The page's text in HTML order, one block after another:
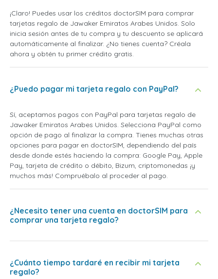
¡Claro! Puedes usar los créditos doctorSIM para comprar
tarjetas regalo de Jawaker Emiratos Arabes Unidos. Solo
inicia sesión antes de tu compra y tu descuento se aplicará
automáticamente al finalizar. ¿No tienes cuenta? Créala
ahora y obtén tu primer crédito gratis.
¿Puedo pagar mi tarjeta regalo con PayPal?
Sí, aceptamos pagos con PayPal para tarjetas regalo de
Jawaker Emiratos Arabes Unidos. Selecciona PayPal como
opción de pago al finalizar la compra. Tienes muchas otras
opciones para pagar en doctorSIM, dependiendo del país
desde donde estés haciendo la compra: Google Pay, Apple
Pay, tarjeta de crédito o débito, Bizum, criptomonedas ¡y
muchos más! Compruébalo al proceder al pago.
¿Necesito tener una cuenta en doctorSIM para
comprar una tarjeta regalo?
¿Cuánto tiempo tardaré en recibir mi tarjeta
regalo?